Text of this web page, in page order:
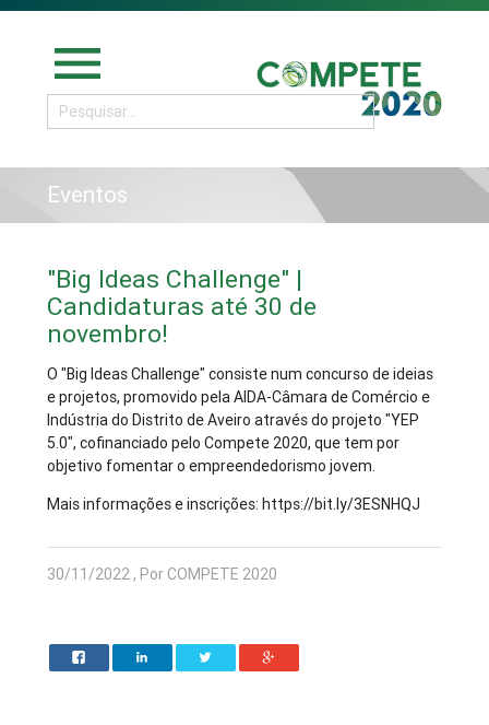
menu
Eventos
"Big Ideas Challenge" |
Candidaturas até 30 de
novembro!
O "Big Ideas Challenge" consiste num concurso de ideias
e projetos, promovido pela AIDA-Câmara de Comércio e
Indústria do Distrito de Aveiro através do projeto "YEP
5.0", cofinanciado pelo Compete 2020, que tem por
objetivo fomentar o empreendedorismo jovem.
Mais informações e inscrições: https://bit.ly/3ESNHQJ
30/11/2022 , Por COMPETE 2020